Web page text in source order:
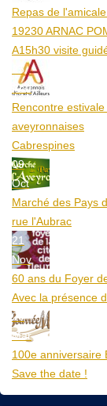
Repas de
19230 ARNAC
A15h30 visite
25
Aoû
Rencontre
aveyronnaises
Cabrespines
09
Oct
Marché des Pays
rue l'Aubrac
21
Nov
60 ans du Foyer
Avec la présence
20
Mar
100e anniversaire
Save the date !